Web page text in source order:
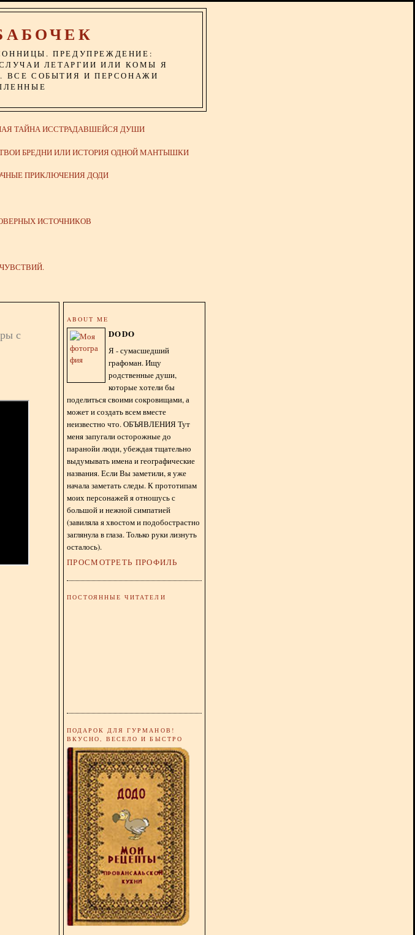
ПРЕДУПРЕЖДЕНИЕ:
ЛЕТАРГИИ ИЛИ КОМЫ Я
ВСЕ СОБЫТИЯ И ПЕРСОНАЖИ
ТАЙНА ИССТРАДАВШЕЙСЯ ДУШИ
БРЕДНИ ИЛИ ИСТОРИЯ ОДНОЙ МАНТЫШКИ
ПРИКЛЮЧЕНИЯ ДОДИ
ИСТОЧНИКОВ
с
ABOUT ME
DODO
Я - сумасшедший
графоман. Ищу
родственные души,
которые хотели бы
поделиться своими сокровищами, а
может и создать всем вместе
неизвестно что. ОБЪЯВЛЕНИЯ Тут
меня запугали осторожные до
паранойи люди, убеждая тщательно
выдумывать имена и географические
названия. Если Вы заметили, я уже
начала заметать следы. К прототипам
моих персонажей я отношусь с
большой и нежной симпатией
(завиляла я хвостом и подобострастно
заглянула в глаза. Только руки лизнуть
осталось).
ПРОСМОТРЕТЬ ПРОФИЛЬ
ПОСТОЯННЫЕ ЧИТАТЕЛИ
ПОДАРОК ДЛЯ ГУРМАНОВ!
ВКУСНО, ВЕСЕЛО И БЫСТРО